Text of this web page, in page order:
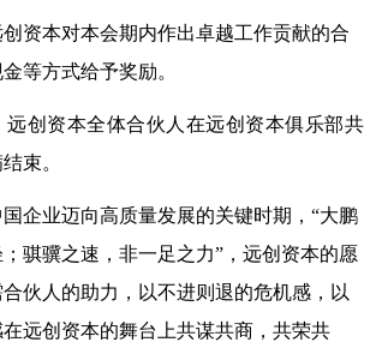
资本对本会期内作出卓越工作贡献的合
等方式给予奖励。
远创资本全体合伙人在远创资本俱乐部共
束。
企业迈向高质量发展的关键时期，“大鹏
骐骥之速，非一足之力”，远创资本的愿
伙人的助力，以不进则退的危机感，以
远创资本的舞台上共谋共商，共荣共